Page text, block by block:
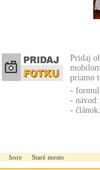
Pridaj
priamo
-
- návod:
- článok:
hore Staré mesto